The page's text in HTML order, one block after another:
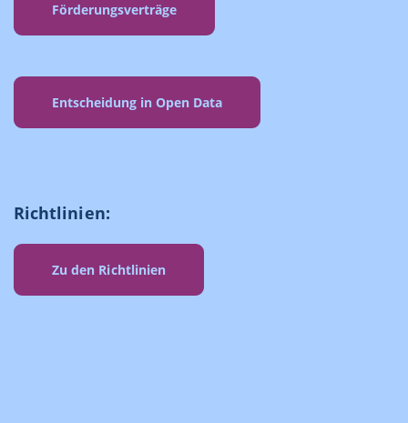
Förderungsverträge
Entscheidung in Open Data
Richtlinien:
Zu den Richtlinien